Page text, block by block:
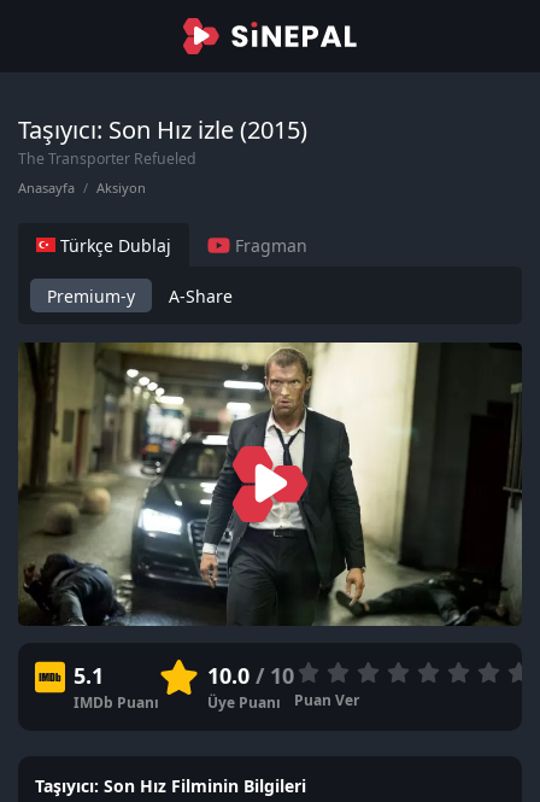
Taşıyıcı: Son Hız izle (2015)
The Transporter Refueled
Anasayfa Aksiyon
Türkçe Dublaj Fragman
Premium-y A-Share
5.1
IMDb Puanı
10.0/ 10
Üye Puanı Puan Ver
Taşıyıcı: Son Hız Filminin Bilgileri